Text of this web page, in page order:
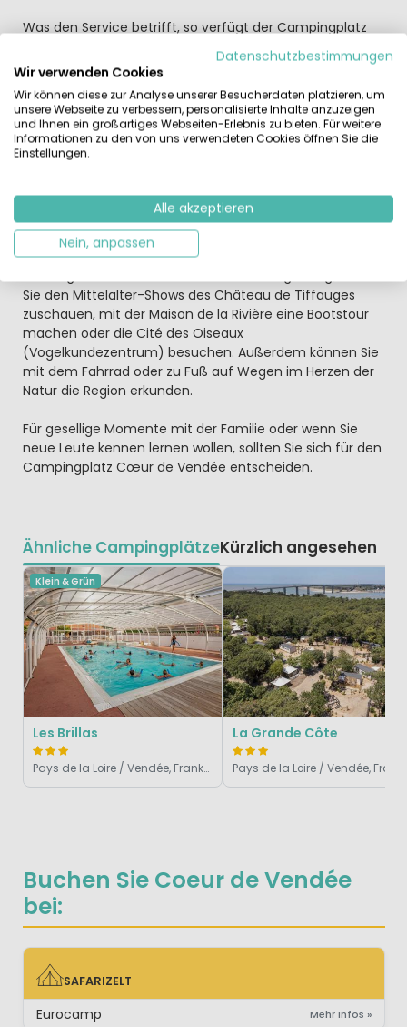
Buchen Sie Coeur de Vendée
bei:
SAFARIZELT
SAFARIZELT
Eurocamp Mehr Infos »
Was den Service betrifft, so verfügt der Campingplatz
Cœur de Vendée über einen kleinen Supermarkt, eine
Spielhalle mit Billard und Kicker, eine Bibliothek und
Bäckerei, Bar, Gerichte zum Mitnehmen, Frühstück oder
auch Picknickkörbe). Darüber hinaus gibt es einen
Grillplatz, auf dem Sie mit der Familie oder Freunden
schöne Grillpartys feiern können.
Ideal in der touristischen Region der Vendée der gelegen,
ist dieser Campingplatz nur 30 Minuten von Puy du Fou
(Freizeitpark mit dem Thema Mittelalter), 20 Minuten
vom Hellfest (Heavymetal-Festival) und 10 Minuten von
Sie den Mittelalter-Shows des Château de Tiffauges
zuschauen, mit der Maison de la Rivière eine Bootstour
machen oder die Cité des Oiseaux
(Vogelkundezentrum) besuchen. Außerdem können Sie
mit dem Fahrrad oder zu Fuß auf Wegen im Herzen der
Natur die Region erkunden.
Für gesellige Momente mit der Familie oder wenn Sie
neue Leute kennen lernen wollen, sollten Sie sich für den
Campingplatz Cœur de Vendée entscheiden.
Ähnliche CampingplätzeKürzlich angesehen
Klein & Grün
Les Brillas
Pays de la Loire / Vendée, Frankreich
La Grande Côte
Datenschutzbestimmungen
Wir verwenden Cookies
Wir können diese zur Analyse unserer Besucherdaten platzieren, um
unsere Webseite zu verbessern, personalisierte Inhalte anzuzeigen
und Ihnen ein großartiges Webseiten-Erlebnis zu bieten. Für weitere
Informationen zu den von uns verwendeten Cookies öffnen Sie die
Einstellungen.
Alle akzeptieren
Nein, anpassen